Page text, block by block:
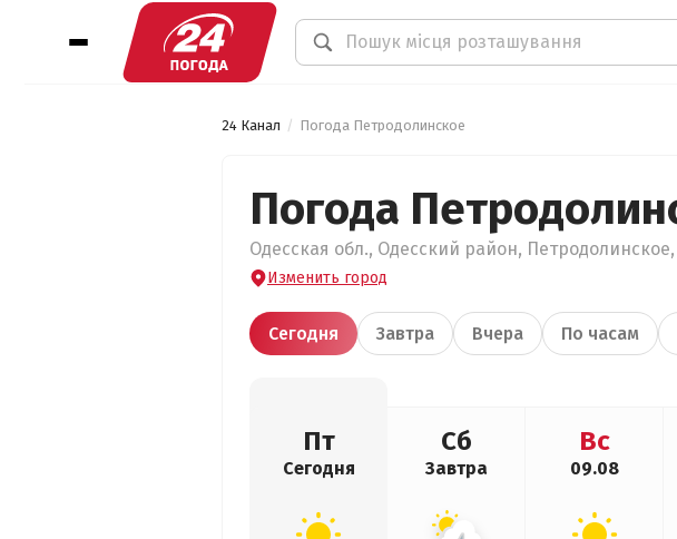
24 Канал Погода Петродолинское
Погода
Одесская обл., Одесский район, Петродолинское,
Изменить город
Сегодня Завтра Вчера По часам
Пт
Сегодня
Сб
Завтра
Вс
09.08